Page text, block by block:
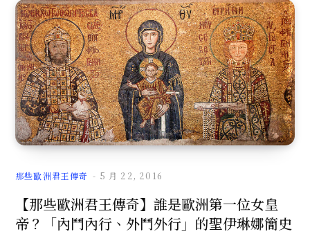
那些歐洲君王傳奇 5 月 22, 2016
【那些歐洲君王傳奇】誰是歐洲第一位女皇
帝？「內鬥內行、外鬥外行」的聖伊琳娜簡史